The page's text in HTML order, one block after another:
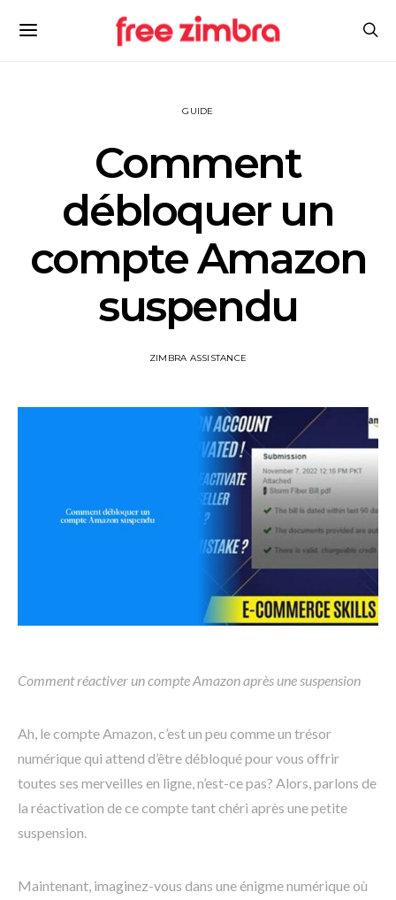
GUIDE
Comment
débloquer un
compte Amazon
suspendu
ZIMBRA ASSISTANCE
Comment réactiver un compte Amazon après une suspension
Ah, le compte Amazon, c’est un peu comme un trésor
numérique qui attend d’être débloqué pour vous offrir
toutes ses merveilles en ligne, n’est-ce pas? Alors, parlons de
la réactivation de ce compte tant chéri après une petite
suspension.
Maintenant, imaginez-vous dans une énigme numérique où